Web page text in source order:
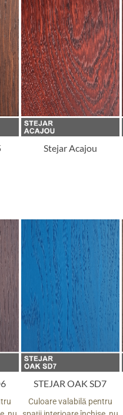
Stejar Acajou
STEJAR OAK SD7
Culoare valabilă pentru